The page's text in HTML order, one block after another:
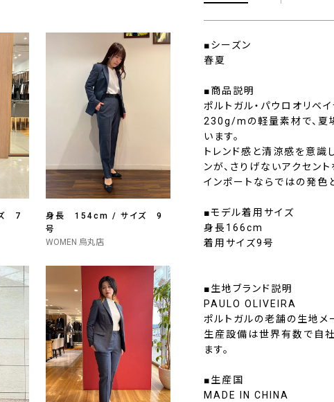
■シーズン
春夏
■商品説明
ポルトガル・パウロオリベ
230g/mの軽量素材で、夏
います。
トレンド感と清涼感を意識
ンが、さりげないアクセント
インポートならではの発色
■モデル着用サイズ
身長166cm
着用サイズ9号
■生地ブランド説明
PAULO OLIVEIRA
ポルトガルの老舗の生地メ
生産設備は世界有数で自
ます。
■生産国
MADE IN CHINA
7
身長 154cm / サイズ 9
号
WOMEN 烏丸店